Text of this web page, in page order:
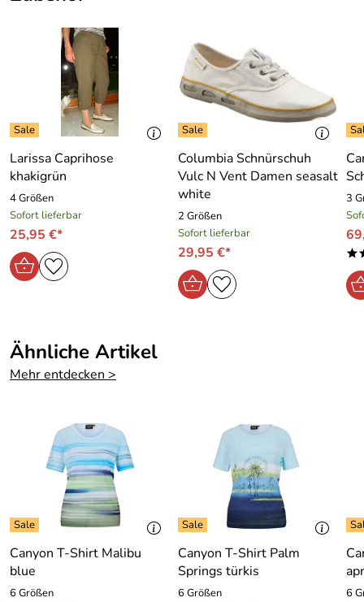
Hersteller: Scoretex GmbH, Bräunleinsberg 16 91242
Ottensoos, sales@scoretex.com
Larissa Caprihose
khakigrün
4 Größen
Sofort lieferbar
25,95 €*
Columbia Schnürschuh
Vulc N Vent Damen seasalt
white
2 Größen
Sofort lieferbar
29,95 €*
3
Ähnliche Artikel
Mehr entdecken >
Canyon T-Shirt Malibu
blue
6 Größen
Canyon T-Shirt Palm
Springs türkis
6 Größen
6